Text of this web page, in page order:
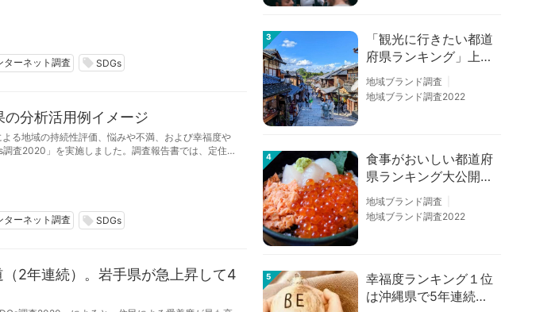
ターネット調査 local_offer SDGs
分析活用例イメージ
る地域の持続性評価、悩みや不満、および幸福度や
査2020」を実施しました。調査報告書では、定住意
ターネット調査 local_offer SDGs
2年連続）。岩手県が急上昇して4
3
「観光に行きたい都道
府県ランキング」上位
の順位に変動あり
地域ブランド調査
地域ブランド調査2022
4
食事がおいしい都道府
県ランキング大公開！
１位は北海道、３位は
大阪府、２位は〇〇
地域ブランド調査
地域ブランド調査2022
5
幸福度ランキング１位
は沖縄県で5年連続！